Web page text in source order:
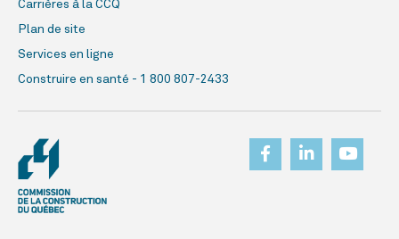
Carrières à la CCQ
Plan de site
Services en ligne
Construire en santé - 1 800 807-2433